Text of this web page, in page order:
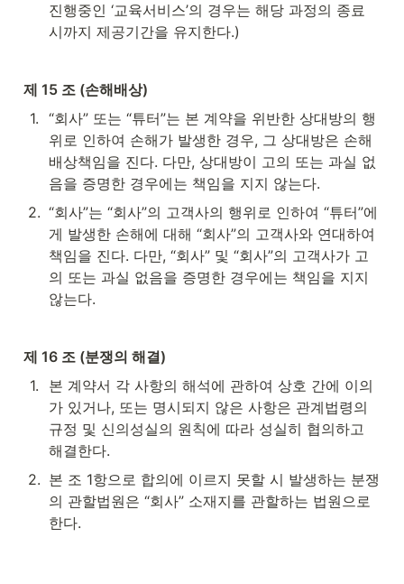
진행중인 ‘교육서비스’의 경우는 해당 과정의 종료
시까지 제공기간을 유지한다.)
제 15 조 (손해배상)
1. “회사” 또는 “튜터”는 본 계약을 위반한 상대방의 행
위로 인하여 손해가 발생한 경우, 그 상대방은 손해
배상책임을 진다. 다만, 상대방이 고의 또는 과실 없
음을 증명한 경우에는 책임을 지지 않는다.
2. “회사”는 “회사”의 고객사의 행위로 인하여 “튜터”에
게 발생한 손해에 대해 “회사”의 고객사와 연대하여
책임을 진다. 다만, “회사” 및 “회사”의 고객사가 고
의 또는 과실 없음을 증명한 경우에는 책임을 지지
않는다.
제 16 조 (분쟁의 해결)
1.
본 계약서 각 사항의 해석에 관하여 상호 간에 이의
가 있거나, 또는 명시되지 않은 사항은 관계법령의
규정 및 신의성실의 원칙에 따라 성실히 협의하고
해결한다.
2. 본 조 1항으로 합의에 이르지 못할 시 발생하는 분쟁
의 관할법원은 “회사” 소재지를 관할하는 법원으로
한다.